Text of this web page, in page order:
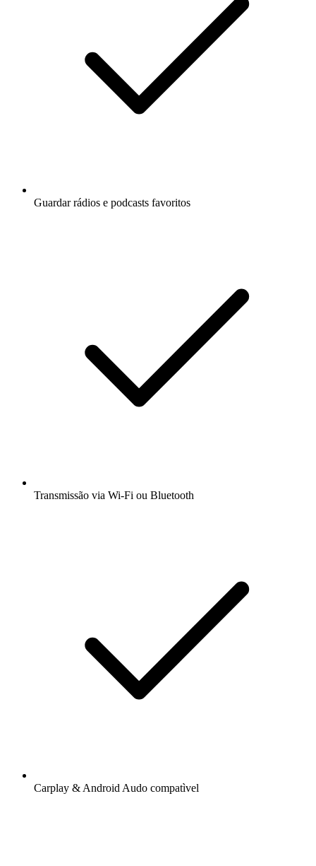
Guardar rádios e podcasts favoritos
Transmissão via Wi-Fi ou Bluetooth
Carplay & Android Audo compatìvel